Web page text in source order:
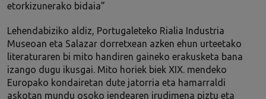
etorkizunerako bidaia”
Lehendabiziko aldiz, Portugaleteko Rialia Industria
Museoan eta Salazar dorretxean azken ehun urteetako
literaturaren bi mito handiren gaineko erakusketa bana
izango dugu ikusgai. Mito horiek biek XIX. mendeko
Europako kondairetan dute jatorria eta hamarraldi
askotan mundu osoko jendearen irudimena piztu eta